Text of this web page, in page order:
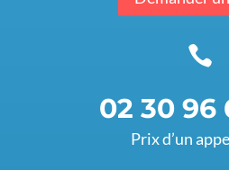

02 30 96
Prix d’un